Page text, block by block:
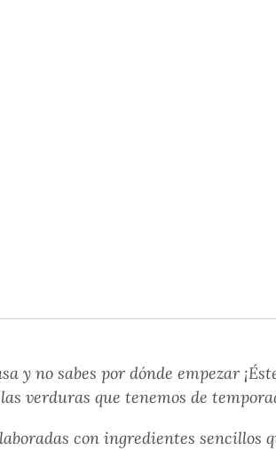
y no sabes por dónde empezar
verduras que tenemos de
con ingredientes sencillos